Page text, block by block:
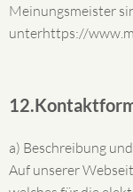
Meinungsmeister
unterhttps://
a) Beschreibung
Auf unserer